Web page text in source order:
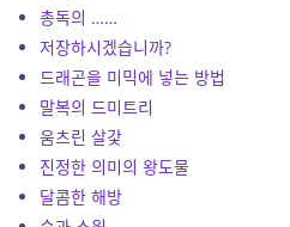
총독의 ……
저장하시겠습니까?
드래곤을 미믹에 넣는 방법
말복의 드미트리
움츠린 살갗
진정한 의미의 왕도물
달콤한 해방